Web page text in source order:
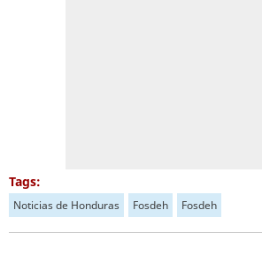
Tags:
Noticias de Honduras Fosdeh Fosdeh